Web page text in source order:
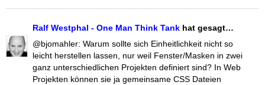
Ralf Westphal - One Man Think Tank hat gesagt…
@bjomahler: Warum sollte sich Einheitlichkeit nicht so
leicht herstellen lassen, nur weil Fenster/Masken in zwei
ganz unterschiedlichen Projekten definiert sind? In Web
Projekten können sie ja gemeinsame CSS Dateien